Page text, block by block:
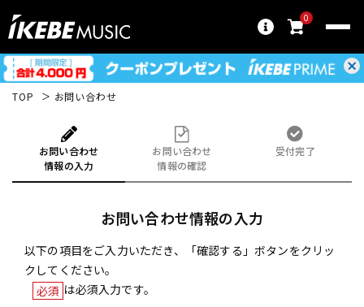
0
TOP お問い合わせ
お問い合わせ
情報の入力
お問い合わせ
情報の確認
受付完了
お問い合わせ情報の入力
以下の項目をご入力いただき、「確認する」ボタンをクリッ
クしてください。
必須 は必須入力です。